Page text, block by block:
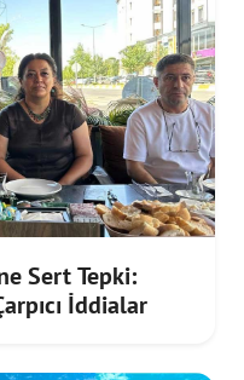
Sert Tepki:
İddialar